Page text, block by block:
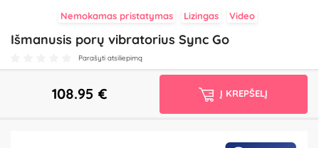
Nemokamas pristatymas Lizingas Video
Išmanusis porų vibratorius Sync Go
Parašyti atsiliepimą
108.95 € Į KREPŠELĮ